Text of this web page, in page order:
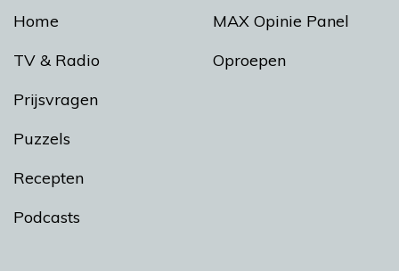
Home
TV & Radio
Prijsvragen
Puzzels
Recepten
Podcasts
MAX Opinie Panel
Oproepen